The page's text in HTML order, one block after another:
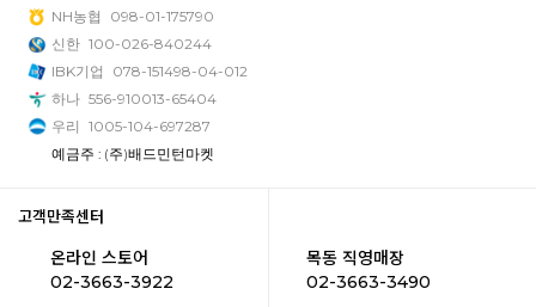
NH농협
098-01-175790
신한 100-026-840244
IBK기업
078-151498-04-012
하나 556-910013-65404
우리 1005-104-697287
예금주 : (주)배드민턴마켓
고객만족센터
온라인 스토어
02-3663-3922
목동 직영매장
02-3663-3490